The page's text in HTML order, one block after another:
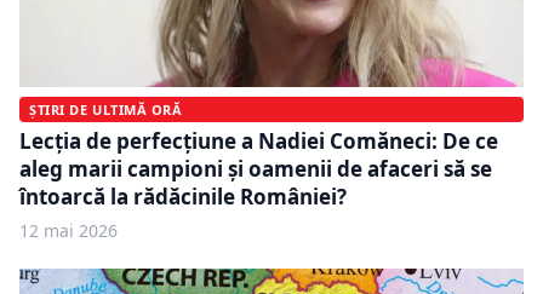
ȘTIRI DE ULTIMĂ ORĂ
Lecția de perfecțiune a Nadiei Comăneci: De ce
aleg marii campioni și oamenii de afaceri să se
întoarcă la rădăcinile României?
12 mai 2026